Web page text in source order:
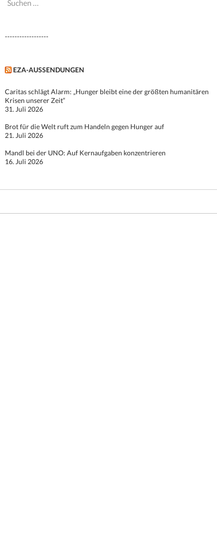
------------------
EZA-AUSSENDUNGEN
Caritas schlägt Alarm: „Hunger bleibt eine der größten humanitären
Krisen unserer Zeit“
31. Juli 2026
Brot für die Welt ruft zum Handeln gegen Hunger auf
21. Juli 2026
Mandl bei der UNO: Auf Kernaufgaben konzentrieren
16. Juli 2026